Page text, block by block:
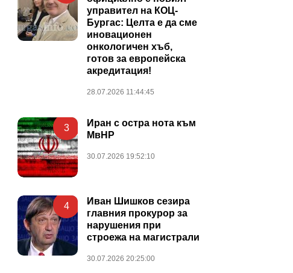
управител на КОЦ-
Бургас: Целта е да сме
иновационен
онкологичен хъб,
готов за европейска
акредитация!
28.07.2026 11:44:45
3
Иран с остра нота към
МвНР
30.07.2026 19:52:10
4
Иван Шишков сезира
главния прокурор за
нарушения при
строежа на магистрали
30.07.2026 20:25:00